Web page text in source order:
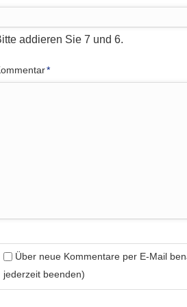
addieren Sie 7 und 6.
*
Über neue Kommentare per E-Mail
jederzeit beenden)